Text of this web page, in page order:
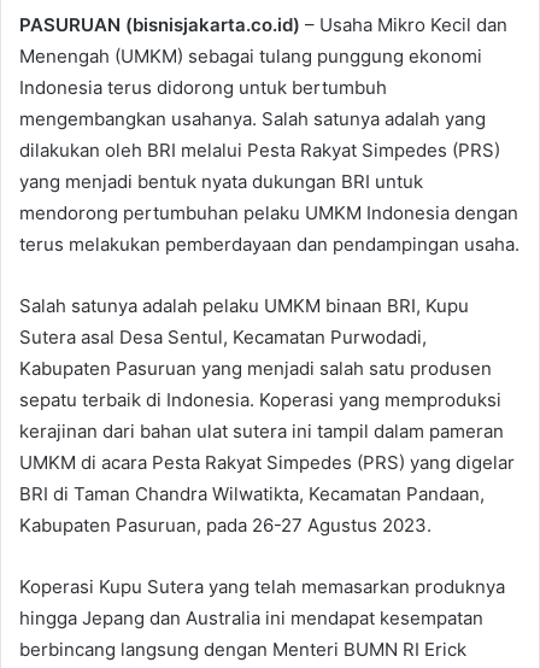
PASURUAN (bisnisjakarta.co.id) – Usaha Mikro Kecil dan
Menengah (UMKM) sebagai tulang punggung ekonomi
Indonesia terus didorong untuk bertumbuh
mengembangkan usahanya. Salah satunya adalah yang
dilakukan oleh BRI melalui Pesta Rakyat Simpedes (PRS)
yang menjadi bentuk nyata dukungan BRI untuk
mendorong pertumbuhan pelaku UMKM Indonesia dengan
terus melakukan pemberdayaan dan pendampingan usaha.
Salah satunya adalah pelaku UMKM binaan BRI, Kupu
Sutera asal Desa Sentul, Kecamatan Purwodadi,
Kabupaten Pasuruan yang menjadi salah satu produsen
sepatu terbaik di Indonesia. Koperasi yang memproduksi
kerajinan dari bahan ulat sutera ini tampil dalam pameran
UMKM di acara Pesta Rakyat Simpedes (PRS) yang digelar
BRI di Taman Chandra Wilwatikta, Kecamatan Pandaan,
Kabupaten Pasuruan, pada 26-27 Agustus 2023.
Koperasi Kupu Sutera yang telah memasarkan produknya
hingga Jepang dan Australia ini mendapat kesempatan
berbincang langsung dengan Menteri BUMN RI Erick